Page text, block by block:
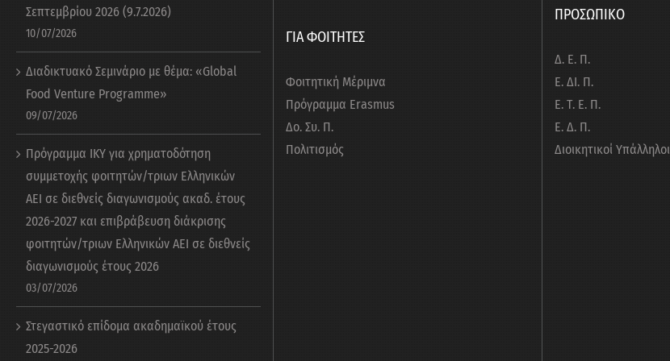
12/03/2022 Προκήρυξη Οικονομικής Υποστήριξης Μεταπτυχιακών Φοιτητών και Ερευνητών
25/02/2022
Πρόσκληση Εκδήλωσης Ενδιαφέροντος στο πλαίσιο υλοποίησης της Πράξης με τίτλο «Υποστήριξη
των εκπαιδευτικών δραστηριοτήτων του Δημοκρίτειου Πανεπιστημίου Θράκης κατά το ακαδημαϊκό
έτος 2021-2022 με την ενσωμάτωση ενισχυτικής διδασκαλίας επιπρόσθετα των κύριων διαλέξεων»
18/02/2022
Έναρξης Υποβολής Αιτήσεων για τη Συμμετοχή στην Πράξη «Πρακτική
Άσκηση Φοιτητών του ΔΠΘ» με κωδ. ΟΠΣ 5033025
27/09/2021
Πίνακας προσωρινών αποτελεσμάτων (Β’ ΜΕΡΟΣ) επιλογής υποψηφίων, στο πλαίσιο της υπ’ αριθμ.
27985/13.07.2021 πρόσκλησης εκδήλωσης ενδιαφέροντος
Σεπτεμβρίου 2026 (9.7.2026)
10/07/2026
Διαδικτυακό Σεμινάριο με θέμα: «Global
Food Venture Programme»
09/07/2026
Πρόγραμμα ΙΚΥ για χρηματοδότηση
συμμετοχής φοιτητών/τριων Ελληνικών
ΑΕΙ σε διεθνείς διαγωνισμούς ακαδ. έτους
2026-2027 και επιβράβευση διάκρισης
φοιτητών/τριων Ελληνικών ΑΕΙ σε διεθνείς
διαγωνισμούς έτους 2026
03/07/2026
Στεγαστικό επίδομα ακαδημαϊκού έτους
2025-2026
ΓΙΑ ΦΟΙΤΗΤΕΣ
Φοιτητική Μέριμνα
Πρόγραμμα Erasmus
Δο. Συ. Π.
Πολιτισμός
ΠΡΟΣΩΠΙΚΟ
Δ. Ε. Π.
Ε. ΔΙ. Π.
Ε. Τ. Ε. Π.
Ε. Δ. Π.
Διοικητικοί Υπάλληλοι